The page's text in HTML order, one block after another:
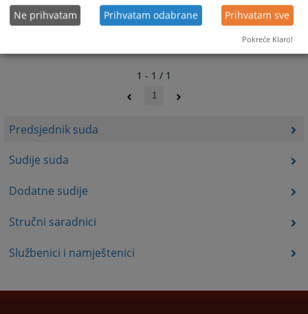
Predsjednik suda
Sudije suda
Dodatne sudije
Stručni saradnici
Službenici i namještenici
1 - 1 / 1
1
Ne prihvatam Prihvatam odabrane Prihvatam sve
Pokreće Klaro!